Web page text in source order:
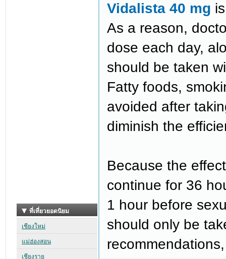
Vidalista 40 mg
As a reason,
dose each day,
should be taken
Fatty foods,
avoided after
diminish the
Because the
continue for 36
1 hour before
should only be